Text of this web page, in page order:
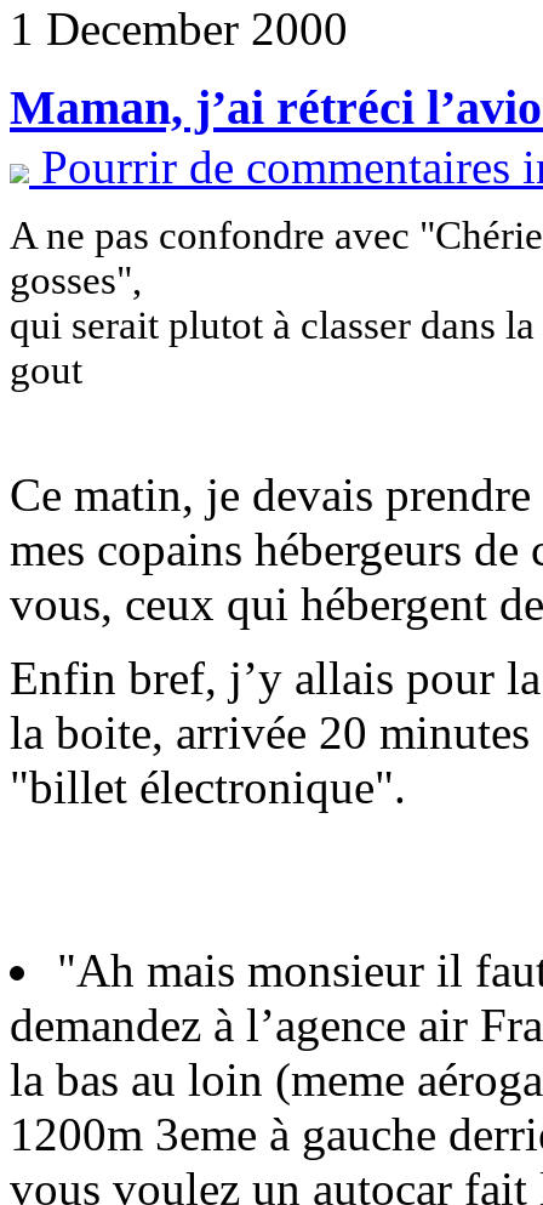
1 December 2000
Maman, j’ai rétréci
Pourrir de commentaires
A ne pas confondre avec
gosses",
qui serait plutot à classer dans
gout
Ce matin, je devais
mes copains hébergeurs
vous, ceux qui hébergent
Enfin bref, j’y allais pour
la boite, arrivée 20
"billet électronique".
"Ah mais monsieur il
demandez à l’agence air
la bas au loin (meme
1200m 3eme à gauche
vous voulez un autocar fait